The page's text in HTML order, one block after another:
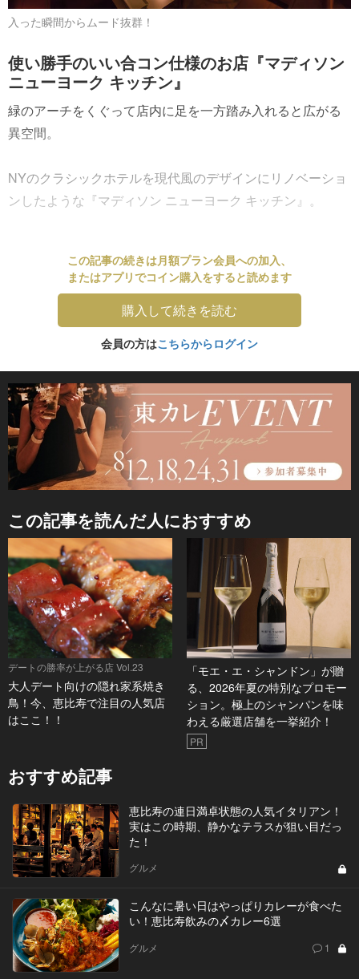
入った瞬間からムード抜群！
使い勝手のいい合コン仕様のお店『マディソン
ニューヨーク キッチン』
緑のアーチをくぐって店内に足を一方踏み入れると広がる
異空間。
NYのクラシックホテルを現代風のデザインにリノベーショ
ンしたような『マディソン ニューヨーク キッチン』。
この記事の続きは月額プラン会員への加入、
またはアプリでコイン購入をすると読めます
購入して続きを読む
会員の方はこちらからログイン
この記事を読んだ人におすすめ
デートの勝率が上がる店 Vol.23
大人デート向けの隠れ家系焼き
鳥！今、恵比寿で注目の人気店
はここ！！
「モエ・エ・シャンドン」が贈
る、2026年夏の特別なプロモー
ション。極上のシャンパンを味
わえる厳選店舗を一挙紹介！
PR
おすすめ記事
恵比寿の連日満卓状態の人気イタリアン！
実はこの時期、静かなテラスが狙い目だっ
た！
グルメ
こんなに暑い日はやっぱりカレーが食べた
い！恵比寿飲みの〆カレー6選
グルメ 1